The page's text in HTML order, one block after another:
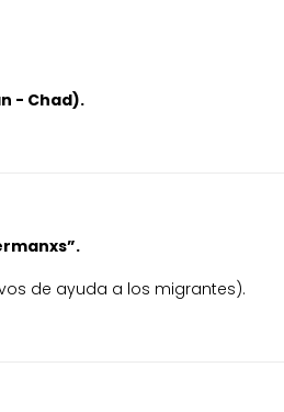
- Chad).
de ayuda a los migrantes).